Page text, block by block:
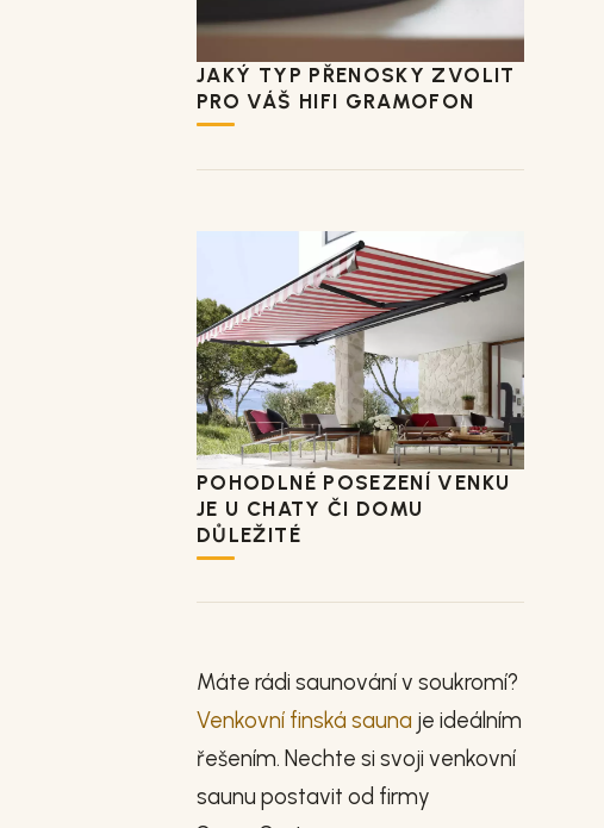
JAKÝ TYP PŘENOSKY ZVOLIT
PRO VÁŠ HIFI GRAMOFON
POHODLNÉ POSEZENÍ VENKU
JE U CHATY ČI DOMU
DŮLEŽITÉ
Máte rádi saunování v soukromí?
Venkovní finská sauna je ideálním
řešením. Nechte si svoji venkovní
saunu postavit od firmy